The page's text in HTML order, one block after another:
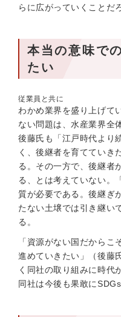
らに広がっていくことだ
本当の意味で
たい
従業員と共に
わかめ業界を盛り上げて
ない問題は、水産業界全
後藤氏も「江戸時代より
く、後継者を育てていき
る。その一方で、後継者
る、とは考えていない。
質が必要である。後継ぎ
たない土壌では引き継い
る。
「資源がない国だから
進めていきたい」（後藤
く同社の取り組みに時代
同社は今後も果敢に